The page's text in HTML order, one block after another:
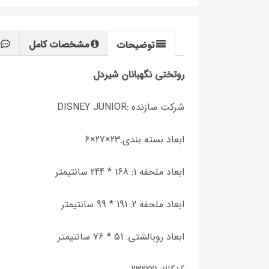
توضیحات مشخصات کامل
روتختی نگهبانان شیردل
شرکت سازنده :DISNEY JUNIOR
ابعاد بسته بندی:23×27×6
ابعاد ملحفه 1: 168 * 244 سانتیمتر
ابعاد ملحفه 2: 191 * 99 سانتیمتر
ابعاد روبالشتی: 51 * 76 سانتیمتر